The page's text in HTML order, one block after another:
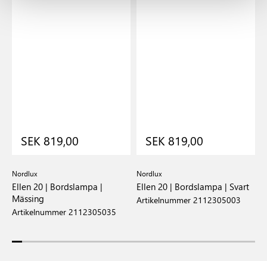
SEK 819,00
Nordlux
Ellen 20 | Bordslampa |
Mässing
Artikelnummer 2112305035
SEK 819,00
Nordlux
Ellen 20 | Bordslampa | Svart
Artikelnummer 2112305003